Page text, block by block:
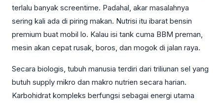
terlalu banyak screentime. Padahal, akar masalahnya
sering kali ada di piring makan. Nutrisi itu ibarat bensin
premium buat mobil lo. Kalau isi tank cuma BBM preman,
mesin akan cepat rusak, boros, dan mogok di jalan raya.
Secara biologis, tubuh manusia terdiri dari triliunan sel yang
butuh supply mikro dan makro nutrien secara harian.
Karbohidrat kompleks berfungsi sebagai energi utama